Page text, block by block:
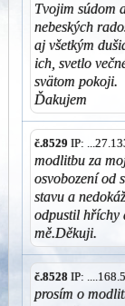
Tvojim súdom
nebeských
aj všetkým
ich, svetlo
svätom pokoji.
Ďakujem
č.8529 IP:
modlitbu za
osvobození od
stavu a
odpustil hříchy
mě.Děkuji.
č.8528 IP:
prosím o